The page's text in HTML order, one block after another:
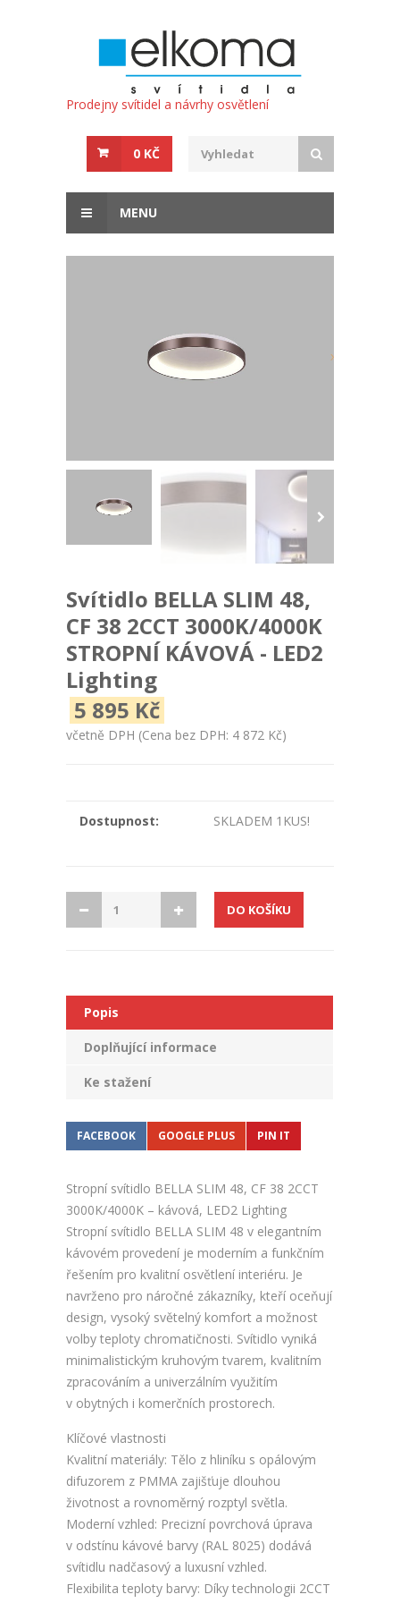
Prodejny svítidel a návrhy osvětlení
0 KČ
MENU
Svítidlo BELLA SLIM 48,
CF 38 2CCT 3000K/4000K
STROPNÍ KÁVOVÁ - LED2
Lighting
5 895 Kč
včetně DPH (Cena bez DPH: 4 872 Kč)
Dostupnost: SKLADEM 1KUS!
Popis
Doplňující informace
Ke stažení
FACEBOOK GOOGLE PLUS PIN IT
Stropní svítidlo BELLA SLIM 48, CF 38 2CCT
3000K/4000K – kávová, LED2 Lighting
Stropní svítidlo BELLA SLIM 48 v elegantním
kávovém provedení je moderním a funkčním
řešením pro kvalitní osvětlení interiéru. Je
navrženo pro náročné zákazníky, kteří oceňují
design, vysoký světelný komfort a možnost
volby teploty chromatičnosti. Svítidlo vyniká
minimalistickým kruhovým tvarem, kvalitním
zpracováním a univerzálním využitím
v obytných i komerčních prostorech.
Klíčové vlastnosti
Kvalitní materiály: Tělo z hliníku s opálovým
difuzorem z PMMA zajišťuje dlouhou
životnost a rovnoměrný rozptyl světla.
Moderní vzhled: Precizní povrchová úprava
v odstínu kávové barvy (RAL 8025) dodává
svítidlu nadčasový a luxusní vzhled.
Flexibilita teploty barvy: Díky technologii 2CCT